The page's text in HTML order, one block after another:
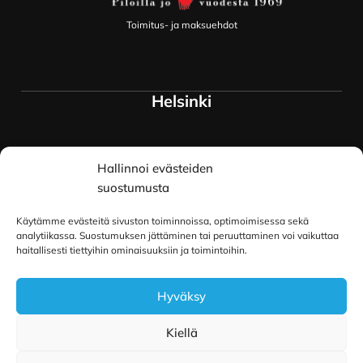
Hallinnoi evästeiden
suostumusta
Käytämme evästeitä sivuston toiminnoissa, optimoimisessa sekä
analytiikassa. Suostumuksen jättäminen tai peruuttaminen voi vaikuttaa
haitallisesti tiettyihin ominaisuuksiin ja toimintoihin.
Hyväksy
Kiellä
Toimitus- ja maksuehdot
Helsinki
Siltavuorenranta 18
00170 Helsinki
Oulu
Kauppurienkatu 34
90100 Oulu